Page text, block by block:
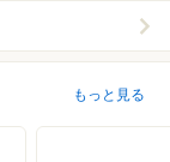
もっと見る